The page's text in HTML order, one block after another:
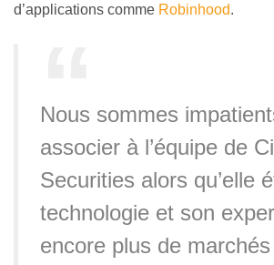
d’applications comme Robinhood.
Nous sommes
associer à l’équipe de
Securities alors qu’elle
technologie et son
encore plus de